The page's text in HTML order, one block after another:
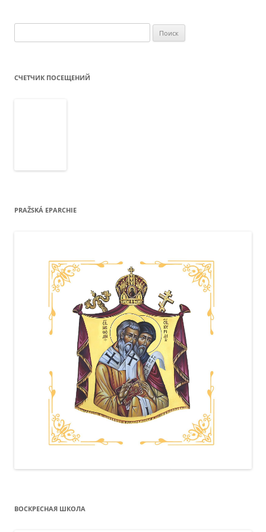
СЧЕТЧИК ПОСЕЩЕНИЙ
PRAŽSKÁ EPARCHIE
ВОСКРЕСНАЯ ШКОЛА